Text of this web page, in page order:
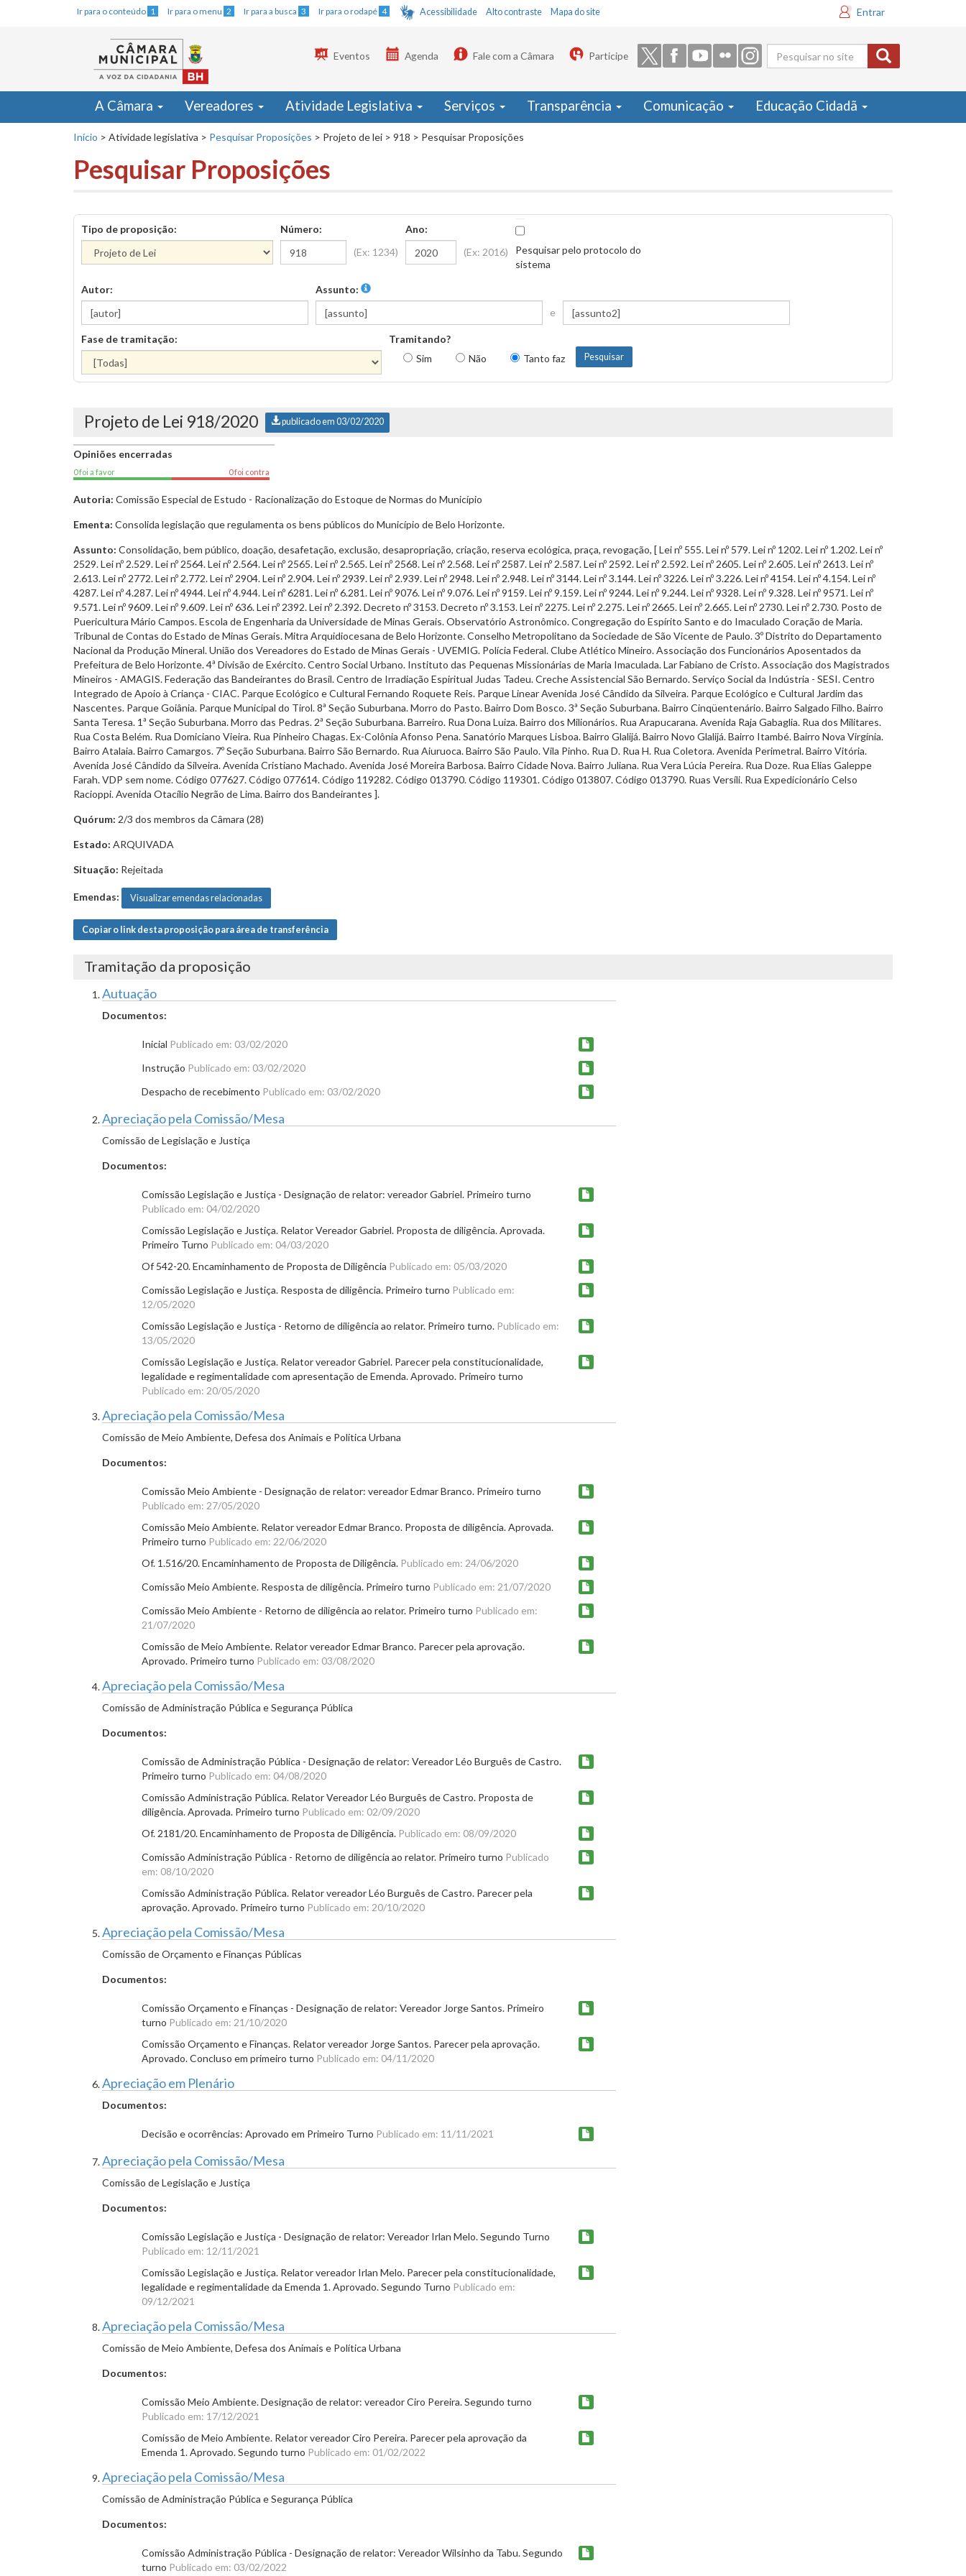
Ir para o conteúdo 1 Ir para o menu 2 Ir para a busca 3 Ir para o rodapé 4 Acessibilidade Alto contraste Mapa do site Entrar
Formulário
de busca
Eventos Agenda Fale com a Câmara Participe
A Câmara Vereadores Atividade Legislativa Serviços Transparência Comunicação Educação Cidadã
Início > Atividade legislativa > Pesquisar Proposições > Projeto de lei > 918 > Pesquisar Proposições
Pesquisar Proposições
Tipo de proposição:
Número:
(Ex: 1234)
Ano:
(Ex: 2016)
Pesquisar pelo protocolo do
sistema
Autor:
Assunto:
e
Fase de tramitação:
Tramitando?
Sim
Não Tanto faz
Projeto de Lei 918/2020 publicado em 03/02/2020
Opiniões encerradas
0 foi a favor 0 foi contra
Autoria: Comissão Especial de Estudo - Racionalização do Estoque de Normas do Município
Ementa: Consolida legislação que regulamenta os bens públicos do Município de Belo Horizonte.
Assunto: Consolidação, bem público, doação, desafetação, exclusão, desapropriação, criação, reserva ecológica, praça, revogação, [ Lei nº 555. Lei nº 579. Lei nº 1202. Lei nº 1.202. Lei nº
2529. Lei nº 2.529. Lei nº 2564. Lei nº 2.564. Lei nº 2565. Lei nº 2.565. Lei nº 2568. Lei nº 2.568. Lei nº 2587. Lei nº 2.587. Lei nº 2592. Lei nº 2.592. Lei nº 2605. Lei nº 2.605. Lei nº 2613. Lei nº
2.613. Lei nº 2772. Lei nº 2.772. Lei nº 2904. Lei nº 2.904. Lei nº 2939. Lei nº 2.939. Lei nº 2948. Lei nº 2.948. Lei nº 3144. Lei nº 3.144. Lei nº 3226. Lei nº 3.226. Lei nº 4154. Lei nº 4.154. Lei nº
4287. Lei nº 4.287. Lei nº 4944. Lei nº 4.944. Lei nº 6281. Lei nº 6.281. Lei nº 9076. Lei nº 9.076. Lei nº 9159. Lei nº 9.159. Lei nº 9244. Lei nº 9.244. Lei nº 9328. Lei nº 9.328. Lei nº 9571. Lei nº
9.571. Lei nº 9609. Lei nº 9.609. Lei nº 636. Lei nº 2392. Lei nº 2.392. Decreto nº 3153. Decreto nº 3.153. Lei nº 2275. Lei nº 2.275. Lei nº 2665. Lei nº 2.665. Lei nº 2730. Lei nº 2.730. Posto de
Puericultura Mário Campos. Escola de Engenharia da Universidade de Minas Gerais. Observatório Astronômico. Congregação do Espírito Santo e do Imaculado Coração de Maria.
Tribunal de Contas do Estado de Minas Gerais. Mitra Arquidiocesana de Belo Horizonte. Conselho Metropolitano da Sociedade de São Vicente de Paulo. 3º Distrito do Departamento
Nacional da Produção Mineral. União dos Vereadores do Estado de Minas Gerais - UVEMIG. Polícia Federal. Clube Atlético Mineiro. Associação dos Funcionários Aposentados da
Prefeitura de Belo Horizonte. 4ª Divisão de Exército. Centro Social Urbano. Instituto das Pequenas Missionárias de Maria Imaculada. Lar Fabiano de Cristo. Associação dos Magistrados
Mineiros - AMAGIS. Federação das Bandeirantes do Brasil. Centro de Irradiação Espiritual Judas Tadeu. Creche Assistencial São Bernardo. Serviço Social da Indústria - SESI. Centro
Integrado de Apoio à Criança - CIAC. Parque Ecológico e Cultural Fernando Roquete Reis. Parque Linear Avenida José Cândido da Silveira. Parque Ecológico e Cultural Jardim das
Nascentes. Parque Goiânia. Parque Municipal do Tirol. 8ª Seção Suburbana. Morro do Pasto. Bairro Dom Bosco. 3ª Seção Suburbana. Bairro Cinqüentenário. Bairro Salgado Filho. Bairro
Santa Teresa. 1ª Seção Suburbana. Morro das Pedras. 2ª Seção Suburbana. Barreiro. Rua Dona Luiza. Bairro dos Milionários. Rua Arapucarana. Avenida Raja Gabaglia. Rua dos Militares.
Rua Costa Belém. Rua Domiciano Vieira. Rua Pinheiro Chagas. Ex-Colônia Afonso Pena. Sanatório Marques Lisboa. Bairro Glalijá. Bairro Novo Glalijá. Bairro Itambé. Bairro Nova Virgínia.
Bairro Atalaia. Bairro Camargos. 7º Seção Suburbana. Bairro São Bernardo. Rua Aiuruoca. Bairro São Paulo. Vila Pinho. Rua D. Rua H. Rua Coletora. Avenida Perimetral. Bairro Vitória.
Avenida José Cândido da Silveira. Avenida Cristiano Machado. Avenida José Moreira Barbosa. Bairro Cidade Nova. Bairro Juliana. Rua Vera Lúcia Pereira. Rua Doze. Rua Elias Galeppe
Farah. VDP sem nome. Código 077627. Código 077614. Código 119282. Código 013790. Código 119301. Código 013807. Código 013790. Ruas Versíli. Rua Expedicionário Celso
Racioppi. Avenida Otacílio Negrão de Lima. Bairro dos Bandeirantes ].
Quórum: 2/3 dos membros da Câmara (28)
Estado: ARQUIVADA
Situação: Rejeitada
Emendas: Visualizar emendas relacionadas
Copiar o link desta proposição para área de transferência
Tramitação da proposição
Autuação
Documentos:
Inicial Publicado em: 03/02/2020
Instrução Publicado em: 03/02/2020
Despacho de recebimento Publicado em: 03/02/2020
Apreciação pela Comissão/Mesa
Comissão de Legislação e Justiça
Documentos:
Comissão Legislação e Justiça - Designação de relator: vereador Gabriel. Primeiro turno
Publicado em: 04/02/2020
Comissão Legislação e Justiça. Relator Vereador Gabriel. Proposta de diligência. Aprovada.
Primeiro Turno Publicado em: 04/03/2020
Of 542-20. Encaminhamento de Proposta de Diligência Publicado em: 05/03/2020
Comissão Legislação e Justiça. Resposta de diligência. Primeiro turno Publicado em:
12/05/2020
Comissão Legislação e Justiça - Retorno de diligência ao relator. Primeiro turno. Publicado em:
13/05/2020
Comissão Legislação e Justiça. Relator vereador Gabriel. Parecer pela constitucionalidade,
legalidade e regimentalidade com apresentação de Emenda. Aprovado. Primeiro turno
Publicado em: 20/05/2020
Apreciação pela Comissão/Mesa
Comissão de Meio Ambiente, Defesa dos Animais e Política Urbana
Documentos:
Comissão Meio Ambiente - Designação de relator: vereador Edmar Branco. Primeiro turno
Publicado em: 27/05/2020
Comissão Meio Ambiente. Relator vereador Edmar Branco. Proposta de diligência. Aprovada.
Primeiro turno Publicado em: 22/06/2020
Of. 1.516/20. Encaminhamento de Proposta de Diligência. Publicado em: 24/06/2020
Comissão Meio Ambiente. Resposta de diligência. Primeiro turno Publicado em: 21/07/2020
Comissão Meio Ambiente - Retorno de diligência ao relator. Primeiro turno Publicado em:
21/07/2020
Comissão de Meio Ambiente. Relator vereador Edmar Branco. Parecer pela aprovação.
Aprovado. Primeiro turno Publicado em: 03/08/2020
Apreciação pela Comissão/Mesa
Comissão de Administração Pública e Segurança Pública
Documentos:
Comissão de Administração Pública - Designação de relator: Vereador Léo Burguês de Castro.
Primeiro turno Publicado em: 04/08/2020
Comissão Administração Pública. Relator Vereador Léo Burguês de Castro. Proposta de
diligência. Aprovada. Primeiro turno Publicado em: 02/09/2020
Of. 2181/20. Encaminhamento de Proposta de Diligência. Publicado em: 08/09/2020
Comissão Administração Pública - Retorno de diligência ao relator. Primeiro turno Publicado
em: 08/10/2020
Comissão Administração Pública. Relator vereador Léo Burguês de Castro. Parecer pela
aprovação. Aprovado. Primeiro turno Publicado em: 20/10/2020
Apreciação pela Comissão/Mesa
Comissão de Orçamento e Finanças Públicas
Documentos:
Comissão Orçamento e Finanças - Designação de relator: Vereador Jorge Santos. Primeiro
turno Publicado em: 21/10/2020
Comissão Orçamento e Finanças. Relator vereador Jorge Santos. Parecer pela aprovação.
Aprovado. Concluso em primeiro turno Publicado em: 04/11/2020
Apreciação em Plenário
Documentos:
Decisão e ocorrências: Aprovado em Primeiro Turno Publicado em: 11/11/2021
Apreciação pela Comissão/Mesa
Comissão de Legislação e Justiça
Documentos:
Comissão Legislação e Justiça - Designação de relator: Vereador Irlan Melo. Segundo Turno
Publicado em: 12/11/2021
Comissão Legislação e Justiça. Relator vereador Irlan Melo. Parecer pela constitucionalidade,
legalidade e regimentalidade da Emenda 1. Aprovado. Segundo Turno Publicado em:
09/12/2021
Apreciação pela Comissão/Mesa
Comissão de Meio Ambiente, Defesa dos Animais e Política Urbana
Documentos:
Comissão Meio Ambiente. Designação de relator: vereador Ciro Pereira. Segundo turno
Publicado em: 17/12/2021
Comissão de Meio Ambiente. Relator vereador Ciro Pereira. Parecer pela aprovação da
Emenda 1. Aprovado. Segundo turno Publicado em: 01/02/2022
Apreciação pela Comissão/Mesa
Comissão de Administração Pública e Segurança Pública
Documentos:
Comissão Administração Pública - Designação de relator: Vereador Wilsinho da Tabu. Segundo
turno Publicado em: 03/02/2022